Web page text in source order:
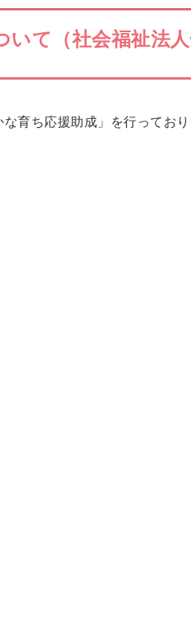
て（社会福祉法
育ち応援助成」を行ってお